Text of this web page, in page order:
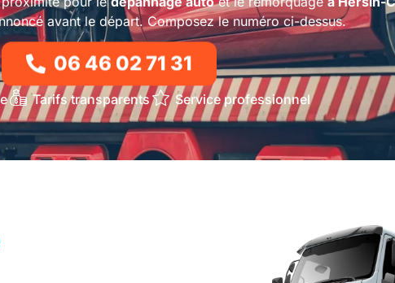
avant le départ. Composez le numéro ci-dessus.
06 46 02 71 31
Tarifs transparents Service professionnel